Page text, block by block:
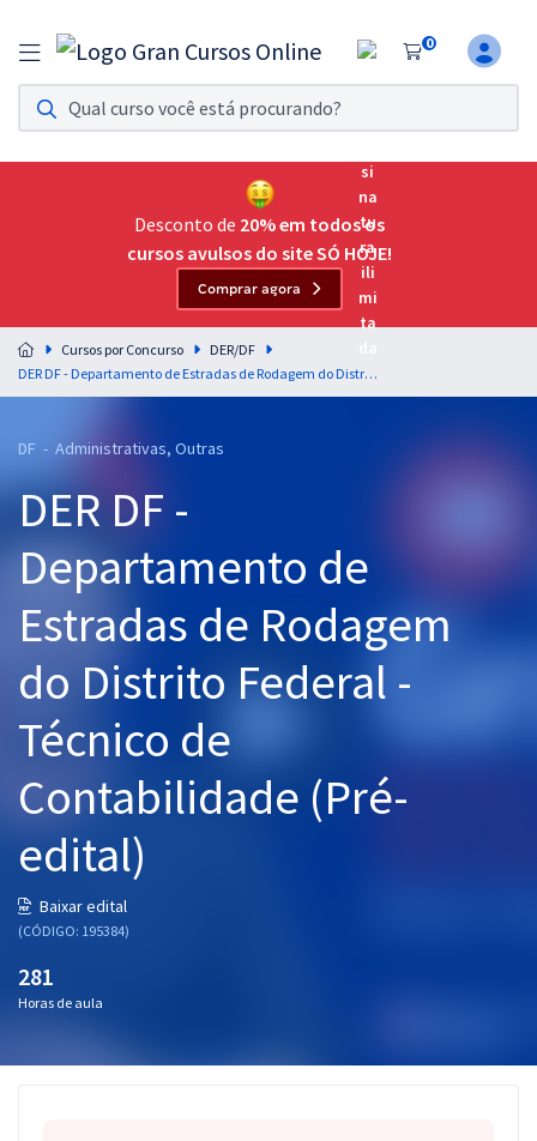
0
Assinatura Ilimitada 11
Acesso a todos os cursos. Teste grátis por 7 dias!
Assinatura OAB Até Passar
Acesso ilimitado a toda preparação para o Exame da
Residências Multiprofissionais
Preparação completa e intensiva para as principais
residências em saúde do Brasil
Cursos 20% OFF
Pós
Graduação
OAB
Mentorias
Questões grátis
Conteúdo gratuito
Aprovados
Desconto de 20% em todos os
cursos avulsos do site SÓ HOJE!
Comprar agora
Cursos por Concurso
DER/DF
DER DF - Departamento de Estradas de Rodagem do Distrito Federal -Técnico de Contabilidade (Pré-edital)
DF - Administrativas, Outras
DER DF -
Departamento de
Estradas de Rodagem
do Distrito Federal -
Técnico de
Contabilidade (Pré-
edital)
Baixar edital
(CÓDIGO: 195384)
281
Horas de aula